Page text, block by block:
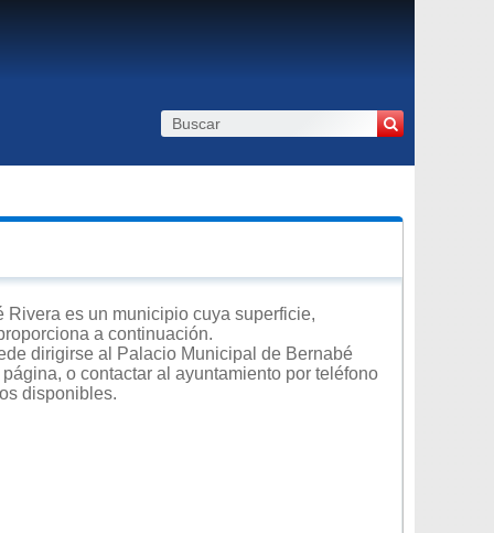
es un municipio cuya superficie,
a continuación.
dirigirse al Palacio Municipal de Bernabé
o contactar al ayuntamiento por teléfono
disponibles.